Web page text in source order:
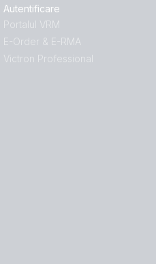
Autentificare
Portalul VRM
E-Order & E-RMA
Victron Professional